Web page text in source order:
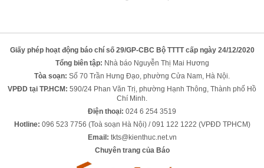
Giấy phép hoạt động báo chí số 29/GP-CBC Bộ TTTT cấp ngày 24/12/2020
Tổng biên tập: Nhà báo Nguyễn Thị Mai Hương
Tòa soạn: Số 70 Trần Hưng Đạo, phường Cửa Nam, Hà Nội.
VPĐD tại TP.HCM: 590/24 Phan Văn Trị, phường Hạnh Thông, Thành phố Hồ
Chí Minh.
Điện thoại: 024 6 254 3519
Hotline: 096 523 7756 (Toà soạn Hà Nội) / 091 122 1222 (VPĐD TPHCM)
Email: tkts@kienthuc.net.vn
Chuyên trang của Báo